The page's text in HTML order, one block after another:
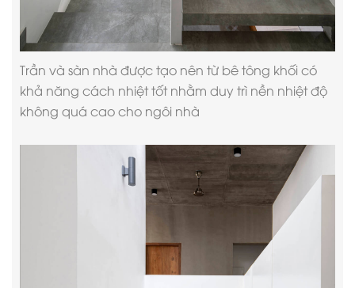
Trần và sàn nhà được tạo nên từ bê tông khối có
khả năng cách nhiệt tốt nhằm duy trì nền nhiệt độ
không quá cao cho ngôi nhà